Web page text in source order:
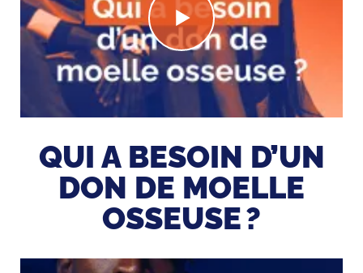
QUI A BESOIN D’UN
DON DE MOELLE
OSSEUSE ?